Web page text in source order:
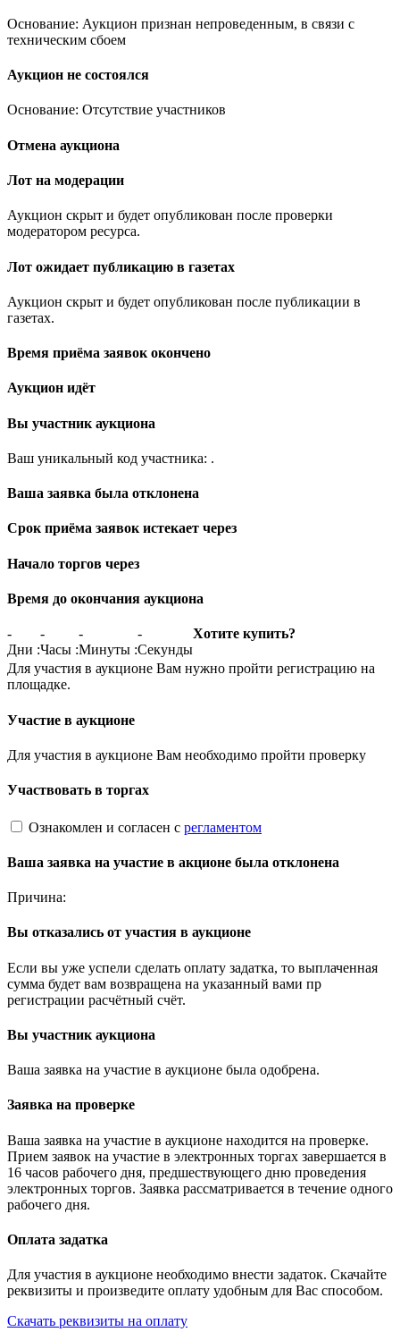
Основание: Аукцион признан непроведенным, в связи с
техническим сбоем
Аукцион не состоялся
Основание: Отсутствие участников
Отмена аукциона
Лот на модерации
Аукцион скрыт и будет опубликован после проверки
модератором ресурса.
Лот ожидает публикацию в газетах
Аукцион скрыт и будет опубликован после публикации в
газетах.
Время приёма заявок окончено
Аукцион идёт
Вы участник аукциона
Ваш уникальный код участника: .
Ваша заявка была отклонена
Срок приёма заявок истекает через
Начало торгов через
Время до окончания аукциона
-
Дни :
-
Часы :
-
Минуты :
-
Секунды
Хотите купить?
Для участия в аукционе Вам нужно пройти регистрацию на
площадке.
Участие в аукционе
Для участия в аукционе Вам необходимо пройти проверку
Участвовать в торгах
Ознакомлен и согласен с регламентом
Ваша заявка на участие в акционе была отклонена
Причина:
Вы отказались от участия в аукционе
Если вы уже успели сделать оплату задатка, то выплаченная
сумма будет вам возвращена на указанный вами пр
регистрации расчётный счёт.
Вы участник аукциона
Ваша заявка на участие в аукционе была одобрена.
Заявка на проверке
Ваша заявка на участие в аукционе находится на проверке.
Прием заявок на участие в электронных торгах завершается в
16 часов рабочего дня, предшествующего дню проведения
электронных торгов. Заявка рассматривается в течение одного
рабочего дня.
Оплата задатка
Для участия в аукционе необходимо внести задаток. Скачайте
реквизиты и произведите оплату удобным для Вас способом.
Скачать реквизиты на оплату